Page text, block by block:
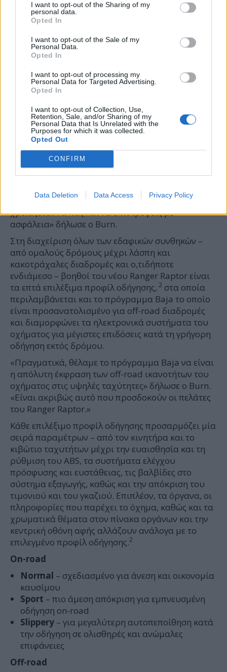
I want to opt-out of the Sharing of my
personal data.
Opted In
I want to opt-out of the Sale of my
Personal Data.
Opted In
I want to opt-out of processing my
Personal Data for Targeted Advertising.
Opted In
I want to opt-out of Collection, Use,
Retention, Sale, and/or Sharing of my
Personal Data that Is Unrelated with the
Purposes for which it was collected.
Opted Out
CONFIRM
Data Deletion Data Access Privacy Policy
στην περίπτωση που το όχημα έχει κολλήσει σε
βαθιά άμμο ή λάσπη.
Έλεγχοςπαντός εδάφους
Για πρώτη φορά, το Ranger Raptor εξοπλίζεται με
ένα νέο, ηλεκτρονικά ελεγχόμενο on-demand
κιβώτιο μεταφοράς δύο σχέσεων (αργό/γρήγορο),
διαφορικά – ένα πολύτιμο στοιχείο για τους
σκληροπυρηνικούς οπαδούς της εκτός δρόμου
οδήγησης.
«Ενώ το Ranger Raptor είναι εμπνευσμένο από
αγώνες στην έρημο, θεωρείται επίσης ένα
εξαιρετικά ικανό overlanding όχημα. Εξ αρχής,
δημιουργήσαμε ένα off-road όχημα που δεν
χρειάζεται να τροποποιήσεις για να σε πάει όπου
χρειάζεται να πας και να επιστρέψεις με
ασφάλεια» δήλωσε ο Burn.
Στη διαχείριση όλων των εδαφικών συνθηκών –
από ομαλούς δρόμους μέχρι λάσπη και
κακοτράχαλες διαδρομές και ο,τιδήποτε
ενδιάμεσο – βοηθοί του νέου Ranger Raptor είναι
τα επτά επιλέξιμα προφίλ οδήγησης, 2 στα οποία
περιλαμβάνεται και το πρόγραμμα Baja το οποίο
είναι προσανατολισμένο για off-road διαδρομές
και διαμορφώνει τα ηλεκτρονικά συστήματα του
οχήματος για μέγιστες επιδόσεις κατά τη γρήγορη
οδήγηση εκτός δρόμου.
«Πραγματικά, θέλαμε το πρόγραμμα Baja να είναι
η απόλυτη έκφραση των off-road ικανοτήτων του
οχήματος στις υψηλές ταχύτητες» δήλωσε ο Burn.
«Είναι ακριβώς αυτό που προσδοκούν οι πελάτες
του Ranger Raptor.»
Κάθε επιλέξιμο προφίλ οδήγησης προσαρμόζει μία
σειρά παραμέτρων – από τον κινητήρα και το
κιβώτιο ταχυτήτων μέχρι την ευαισθησία και τη
ρύθμιση του ABS, τα συστήματα ελέγχου
πρόσφυσης και ευστάθειας, τις βαλβίδες στο
σύστημα εξαγωγής, καθώς και την απόκριση του
τιμονιού και του γκαζιού. Επιπλέον, τα όργανα, οι
πληροφορίες που παρέχει το όχημα, καθώς και τα
χρωματικά θέματα στον πίνακα οργάνων και την
κεντρική οθόνη αφής αλλάζουν ανάλογα με το
επιλεγμένο προφίλ οδήγησης.2
On-road
Normal – σχεδιασμένο για άνεση και οικονομία
καυσίμου
Sport – πιο άμεση απόκριση για εμπνευσμένη
οδήγηση on-road
Slippery – για μεγαλύτερη αυτοπεποίθηση κατά
την οδήγηση σε ολισθηρές και ανώμαλες
επιφάνειες
Off-road